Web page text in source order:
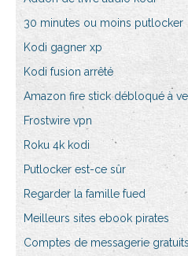
30 minutes ou moins putlocker
Kodi gagner xp
Kodi fusion arrêté
Amazon fire stick débloqué à
Frostwire vpn
Roku 4k kodi
Putlocker est-ce sûr
Regarder la famille fued
Meilleurs sites ebook pirates
Comptes de messagerie